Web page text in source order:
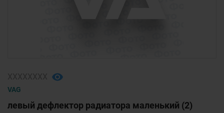
VAG
левый дефлектор радиатора маленький (2)